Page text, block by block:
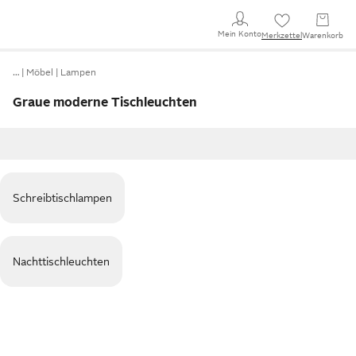
Mein KontoMerkzettel Warenkorb
… Möbel Lampen
Graue moderne Tischleuchten
Schreibtischlampen
Nachttischleuchten